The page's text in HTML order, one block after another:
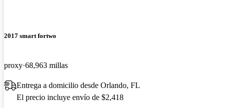
2017 smart fortwo
proxy 68,963 millas
Entrega a domicilio desde Orlando, FL
El precio incluye envío de $2,418